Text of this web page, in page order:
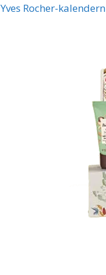
Yves Rocher-kalendern